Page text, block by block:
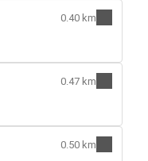
0.40 km
0.47 km
0.50 km